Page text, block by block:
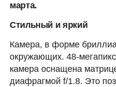
марта.
Стильный и яркий
Камера, в форме
окружающих. 48-
камера оснащена
диафрагмой f/1.8. Это